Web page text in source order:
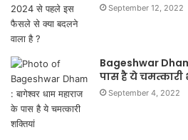
September 12, 2022
Bageshwar
पास है ये चमत्कारी
September 4, 2022